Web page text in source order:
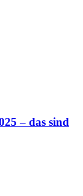
– das sind